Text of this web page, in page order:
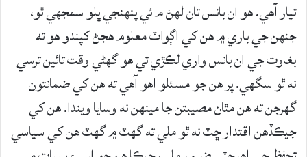
تيار آهي. هو ان بانس تان لهڻ ۾ ئي پنهنجي ڀلو سمجهي ٿو،
جنهن جي باري ۾ هن کي اڳواٽ معلوم هجڻ کپندو هو ته
بغاوت جي ان بانس واري لڪڙي تي هو گهڻي وقت تائين ترسي
نه ٿو سگهي. پر هن جو مسئلو اهو آهي ته هن کي ضمانتون
گهرجن ته هن مٿان مصيبتن جا مينهن نه وسايا ويندا. هن کي
جيڪڏهن اقتدار ڇٽ نه ٿو ملي ته گهٽ ۾ گهٽ هن کي سياسي